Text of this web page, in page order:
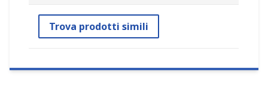
Trova prodotti simili